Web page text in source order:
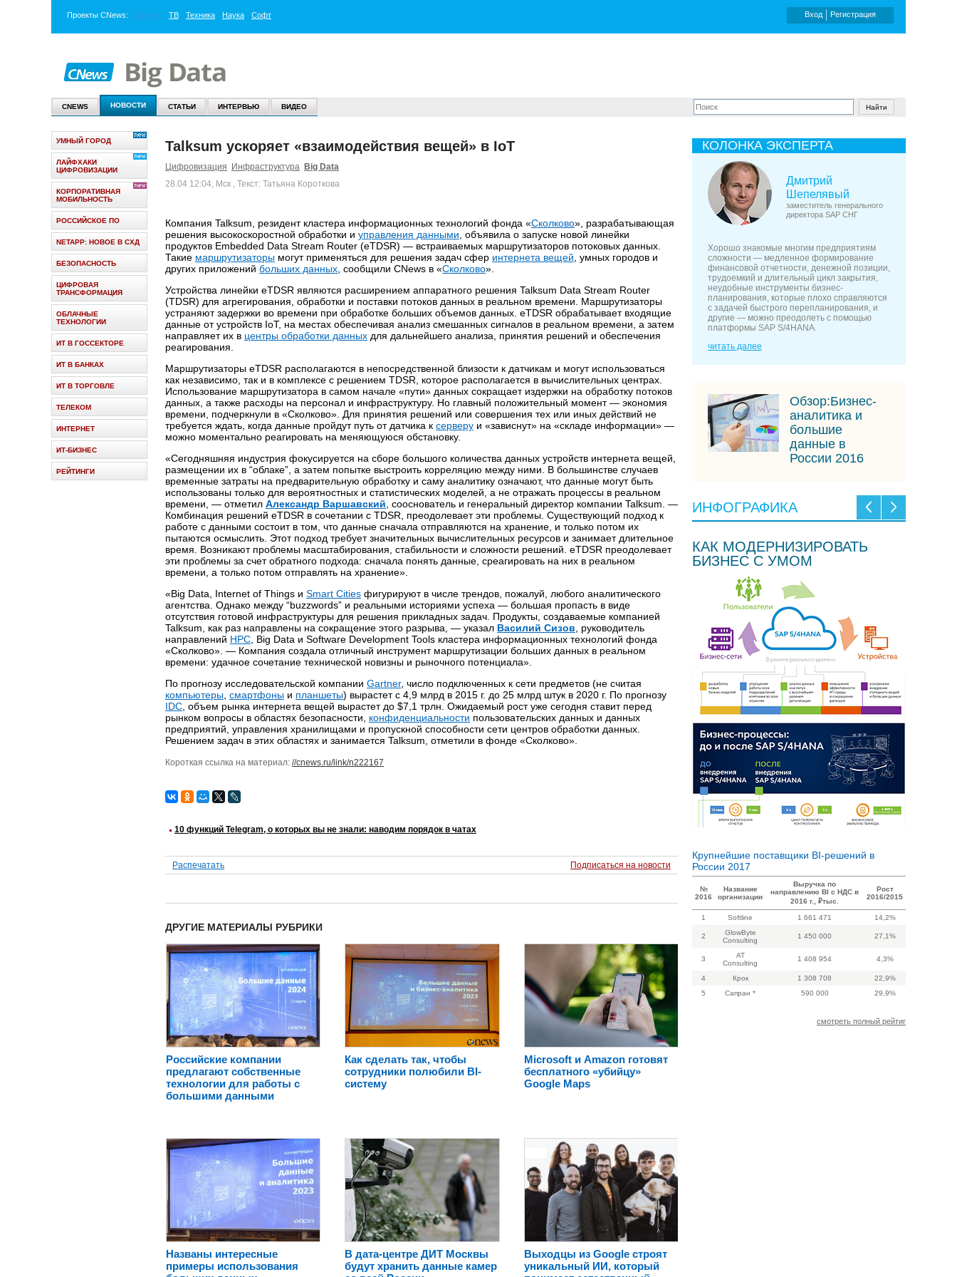
Вход Регистрация
Проекты CNews: Маркет ТВ Техника Наука Софт
CNEWS НОВОСТИ СТАТЬИ ИНТЕРВЬЮ ВИДЕО
Talksum ускоряет «взаимодействия вещей» в IoT
Цифровизация Инфраструктура Big Data
28.04 12:04, Мск , Текст: Татьяна Короткова
Компания Talksum, резидент кластера информационных технологий фонда «Сколково», разрабатывающая
решения высокоскоростной обработки и управления данными , объявила о запуске новой линейки
продуктов Embedded Data Stream Router (eTDSR) — встраиваемых маршрутизаторов потоковых данных.
Такие маршрутизаторы могут применяться для решения задач сфер интернета вещей , умных городов и
других приложений больших данных , сообщили CNews в «Сколково».
Устройства линейки еTDSR являются расширением аппаратного решения Talksum Data Stream Router
(TDSR) для агрегирования, обработки и поставки потоков данных в реальном времени. Маршрутизаторы
устраняют задержки во времени при обработке больших объемов данных. eTDSR обрабатывает входящие
данные от устройств IoT, на местах обеспечивая анализ смешанных сигналов в реальном времени, а затем
направляет их в центры обработки данных для дальнейшего анализа, принятия решений и обеспечения
реагирования.
Маршрутизаторы eTDSR располагаются в непосредственной близости к датчикам и могут использоваться
как независимо, так и в комплексе с решением TDSR, которое располагается в вычислительных центрах.
Использование маршрутизатора в самом начале «пути» данных сокращает издержки на обработку потоков
данных, а также расходы на персонал и инфраструктуру. Но главный положительный момент — экономия
времени, подчеркнули в «Сколково». Для принятия решений или совершения тех или иных действий не
требуется ждать, когда данные пройдут путь от датчика к серверу и «зависнут» на «складе информации» —
можно моментально реагировать на меняющуюся обстановку.
«Сегодняшняя индустрия фокусируется на сборе большого количества данных устройств интернета вещей,
размещении их в “облаке”, а затем попытке выстроить корреляцию между ними. В большинстве случаев
временные затраты на предварительную обработку и саму аналитику означают, что данные могут быть
использованы только для вероятностных и статистических моделей, а не отражать процессы в реальном
времени, — отметил Александр Варшавский , сооснователь и генеральный директор компании Talksum. —
Комбинация решений еTDSR в сочетании с TDSR, преодолевает эти проблемы. Существующий подход к
работе с данными состоит в том, что данные сначала отправляются на хранение, и только потом их
пытаются осмыслить. Этот подход требует значительных вычислительных ресурсов и занимает длительное
время. Возникают проблемы масштабирования, стабильности и сложности решений. eTDSR преодолевает
эти проблемы за счет обратного подхода: сначала понять данные, среагировать на них в реальном
времени, а только потом отправлять на хранение».
«Big Data, Internet of Things и Smart Cities фигурируют в числе трендов, пожалуй, любого аналитического
агентства. Однако между “buzzwords” и реальными историями успеха — большая пропасть в виде
отсутствия готовой инфраструктуры для решения прикладных задач. Продукты, создаваемые компанией
Talksum, как раз направлены на сокращение этого разрыва, — указал Василий Сизов , руководитель
направлений HPC , Big Data и Software Development Tools кластера информационных технологий фонда
«Сколково». — Компания создала отличный инструмент маршрутизации больших данных в реальном
времени: удачное сочетание технической новизны и рыночного потенциала».
По прогнозу исследовательской компании Gartner, число подключенных к сети предметов (не считая
компьютеры смартфоны и планшеты) вырастет с 4,9 млрд в 2015 г. до 25 млрд штук в 2020 г. По прогнозу
IDC , объем рынка интернета вещей вырастет до $7,1 трлн. Ожидаемый рост уже сегодня ставит перед
рынком вопросы в областях безопасности, конфиденциальности пользовательских данных и данных
предприятий, управления хранилищами и пропускной способности сети центров обработки данных.
Решением задач в этих областях и занимается Talksum, отметили в фонде «Сколково».
Короткая ссылка на материал: //cnews.ru/link/n222167
10 функций Telegram, о которых вы не знали: наводим порядок в чатах
Распечатать Подписаться на новости
ДРУГИЕ МАТЕРИАЛЫ РУБРИКИ
Российские компании
предлагают собственные
технологии для работы с
большими данными
Как сделать так, чтобы
сотрудники полюбили BI-
систему
Microsoft и Amazon готовят
бесплатного «убийцу»
Google Maps
Названы интересные
примеры использования
В дата-центре ДИТ Москвы
будут хранить данные камер
Выходцы из Google строят
уникальный ИИ, который
КОЛОНКА ЭКСПЕРТА
Дмитрий
Шепелявый
заместитель генерального
директора SAP СНГ
Хорошо знакомые многим предприятиям
сложности — медленное формирование
финансовой отчетности, денежной позиции,
трудоемкий и длительный цикл закрытия,
неудобные инструменты бизнес-
планирования, которые плохо справляются
с задачей быстрого перепланирования, и
другие — можно преодолеть с помощью
платформы SAP S/4HANA.
читать далее
Обзор:Бизнес-
аналитика и
большие
данные в
России 2016
ИНФОГРАФИКА
КАК МОДЕРНИЗИРОВАТЬ
БИЗНЕС С УМОМ
Next
Крупнейшие поставщики BI-решений в
России 2017
№
2016
Название
организации
Выручка по
направлению BI с НДС в
2016 г., ₽тыс.
Рост
2016/2015
1 Softline 1 661 471 14,2%
2
GlowByte
Consulting
1 450 000 27,1%
3
AT
Consulting
1 408 954 4,3%
4 Крок 1 308 708
22,9%
5
Сапран * 590 000 29,9%
смотреть полный рейтиг
УМНЫЙ ГОРОД
ЛАЙФХАКИ
ЦИФРОВИЗАЦИИ
КОРПОРАТИВНАЯ
МОБИЛЬНОСТЬ
РОССИЙСКОЕ ПО
NETAPP: НОВОЕ В СХД
БЕЗОПАСНОСТЬ
ЦИФРОВАЯ
ТРАНСФОРМАЦИЯ
ОБЛАЧНЫЕ
ТЕХНОЛОГИИ
ИТ В ГОССЕКТОРЕ
ИТ В БАНКАХ
ИТ В ТОРГОВЛЕ
ТЕЛЕКОМ
ИНТЕРНЕТ
ИТ-БИЗНЕС
РЕЙТИНГИ